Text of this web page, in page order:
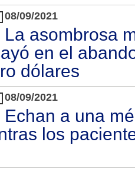
08/09/2021
La asombrosa
en el
dólares
08/09/2021
Echan a una
los